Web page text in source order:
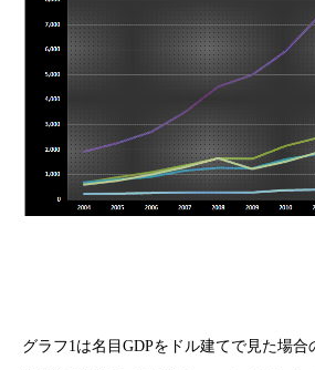
グラフ1は名目GDPをドル建てで見た場